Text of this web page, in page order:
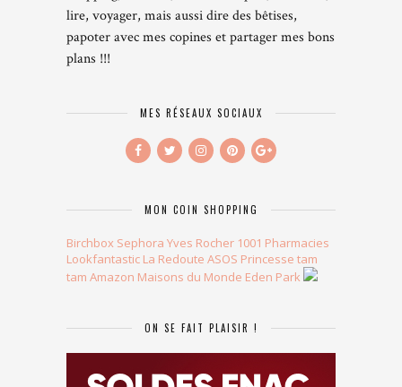
lire, voyager, mais aussi dire des bêtises,
papoter avec mes copines et partager mes bons
plans !!!
MES RÉSEAUX SOCIAUX
MON COIN SHOPPING
Birchbox Sephora Yves Rocher 1001 Pharmacies
Lookfantastic La Redoute ASOS Princesse tam
tam Amazon Maisons du Monde Eden Park
ON SE FAIT PLAISIR !